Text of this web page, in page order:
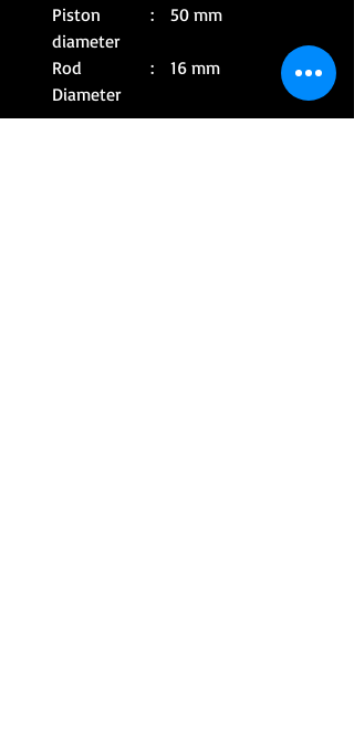
Piston
diameter
: 50 mm
Rod
Diameter
: 16 mm